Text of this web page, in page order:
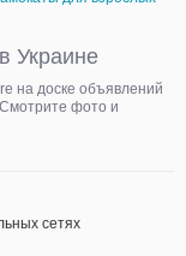
Украине
на доске объявлений
фото и
сетях